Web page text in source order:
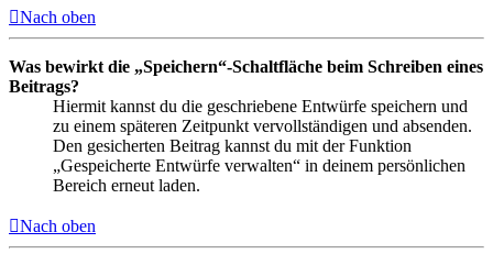
Nach oben
Was bewirkt die „Speichern“-Schaltfläche beim Schreiben eines
Beitrags?
Hiermit kannst du die geschriebene Entwürfe speichern und
zu einem späteren Zeitpunkt vervollständigen und absenden.
Den gesicherten Beitrag kannst du mit der Funktion
„Gespeicherte Entwürfe verwalten“ in deinem persönlichen
Bereich erneut laden.
Nach oben